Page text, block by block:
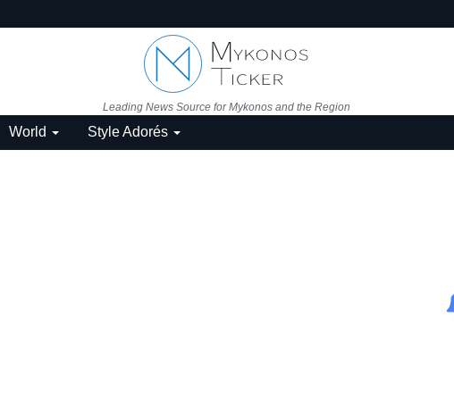
Leading News Source for Mykonos and the Region
World Style Adorés